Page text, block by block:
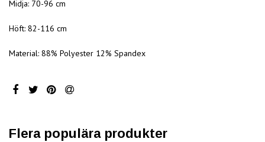
Midja: 70-96 cm
Höft: 82-116 cm
Material: 88% Polyester 12% Spandex
Flera populära produkter